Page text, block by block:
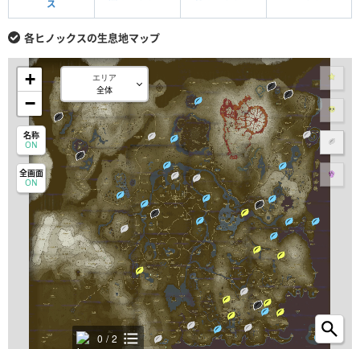
ス
各ヒノックスの生息地マップ
+
−
エリア
名称
ON
全画面
ON
0 / 2